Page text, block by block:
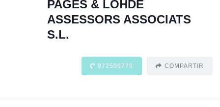
PAGES & LOHDE
ASSESSORS ASSOCIATS
S.L.
972506776 COMPARTIR